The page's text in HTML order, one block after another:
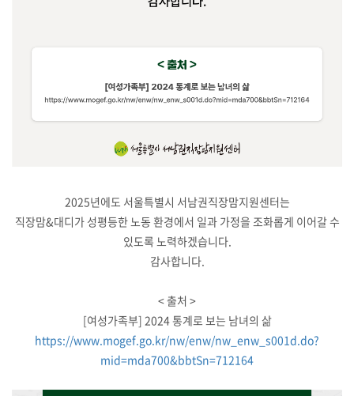
2025년에도 서울특별시 서남권직장맘지원센터는
직장맘&대디가 성평등한 노동 환경에서 일과 가정을 조화롭게 이어갈 수
있도록 노력하겠습니다.
감사합니다.
< 출처 >
[여성가족부] 2024 통계로 보는 남녀의 삶
https://www.mogef.go.kr/nw/enw/nw_enw_s001d.do?
mid=mda700&bbtSn=712164